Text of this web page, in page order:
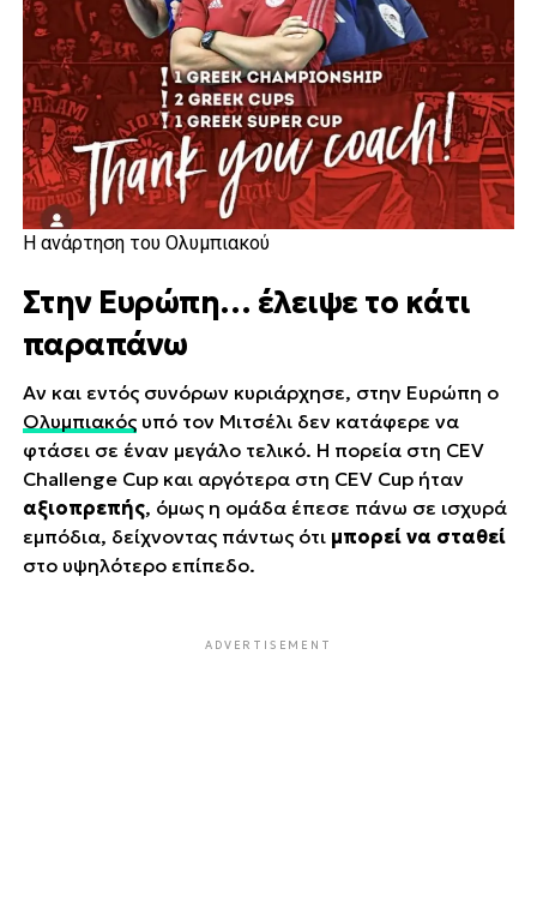
Η ανάρτηση του Ολυμπιακού
Στην Ευρώπη… έλειψε το κάτι
παραπάνω
Αν και εντός συνόρων κυριάρχησε, στην Ευρώπη ο
Ολυμπιακόςυπό τον Μιτσέλι δεν κατάφερε να
φτάσει σε έναν μεγάλο τελικό. Η πορεία στη CEV
Challenge Cup και αργότερα στη CEV Cup ήταν
αξιοπρεπής, όμως η ομάδα έπεσε πάνω σε ισχυρά
εμπόδια, δείχνοντας πάντως ότι μπορεί να σταθεί
στο υψηλότερο επίπεδο.
ADVERTISEMENT